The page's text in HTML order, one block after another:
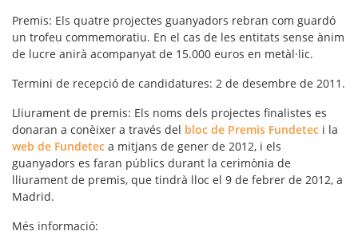
Premis: Els quatre projectes guanyadors rebran com guardó
un trofeu commemoratiu. En el cas de les entitats sense ànim
de lucre anirà acompanyat de 15.000 euros en metàl·lic.
Termini de recepció de candidatures: 2 de desembre de 2011.
Lliurament de premis: Els noms dels projectes finalistes es
donaran a conèixer a través del bloc de Premis Fundetec i la
web de Fundetec a mitjans de gener de 2012, i els
guanyadors es faran públics durant la cerimònia de
lliurament de premis, que tindrà lloc el 9 de febrer de 2012, a
Madrid.
Més informació: